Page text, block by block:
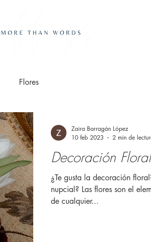
Flores
Decoración
¿Te gusta la decoración
nupcial? Las flores son el
de cualquier...
Zaira Barragán López
10 feb 2023
2 min de